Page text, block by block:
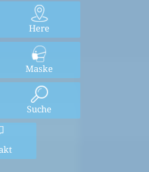
Here
Maske
Suche